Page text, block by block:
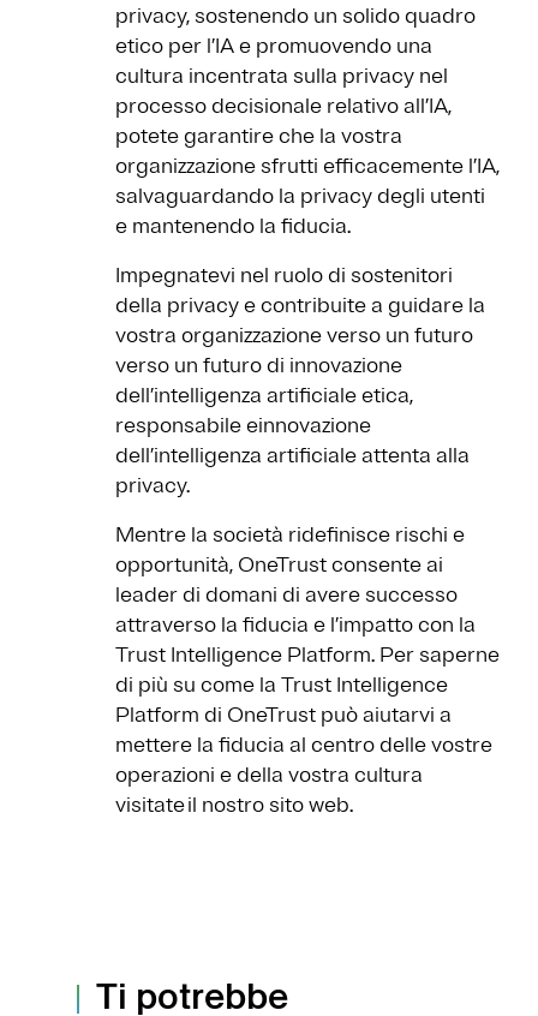
privacy, sostenendo un solido quadro
etico per l’IA e promuovendo una
cultura incentrata sulla privacy nel
processo decisionale relativo all’IA,
potete garantire che la vostra
organizzazione sfrutti efficacemente l’IA,
salvaguardando la privacy degli utenti
e mantenendo la fiducia.
Impegnatevi nel ruolo di sostenitori
della privacy e contribuite a guidare la
vostra organizzazione verso un futuro
verso un futuro di innovazione
dell’intelligenza artificiale etica,
responsabile einnovazione
dell’intelligenza artificiale attenta alla
privacy.
Mentre la società ridefinisce rischi e
opportunità, OneTrust consente ai
leader di domani di avere successo
attraverso la fiducia e l’impatto con la
Trust Intelligence Platform. Per saperne
di più su come la Trust Intelligence
Platform di OneTrust può aiutarvi a
mettere la fiducia al centro delle vostre
operazioni e della vostra cultura
visitate il nostro sito web.
Ti potrebbe